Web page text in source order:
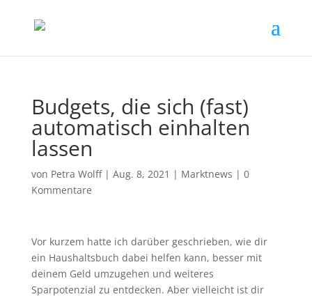
Budgets, die sich (fast)
automatisch einhalten
lassen
von Petra Wolff| Aug. 8, 2021 | Marktnews | 0
Kommentare
Vor kurzem hatte ich darüber geschrieben, wie dir
ein Haushaltsbuch dabei helfen kann, besser mit
deinem Geld umzugehen und weiteres
Sparpotenzial zu entdecken. Aber vielleicht ist dir